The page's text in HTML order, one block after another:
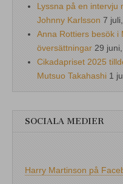
Lyssna på en intervju
Johnny Karlsson 7
Anna Rottiers besök i
översättningar 29
Cikadapriset 2025
Mutsuo Takahashi 1
SOCIALA MEDIER
Harry Martinson på